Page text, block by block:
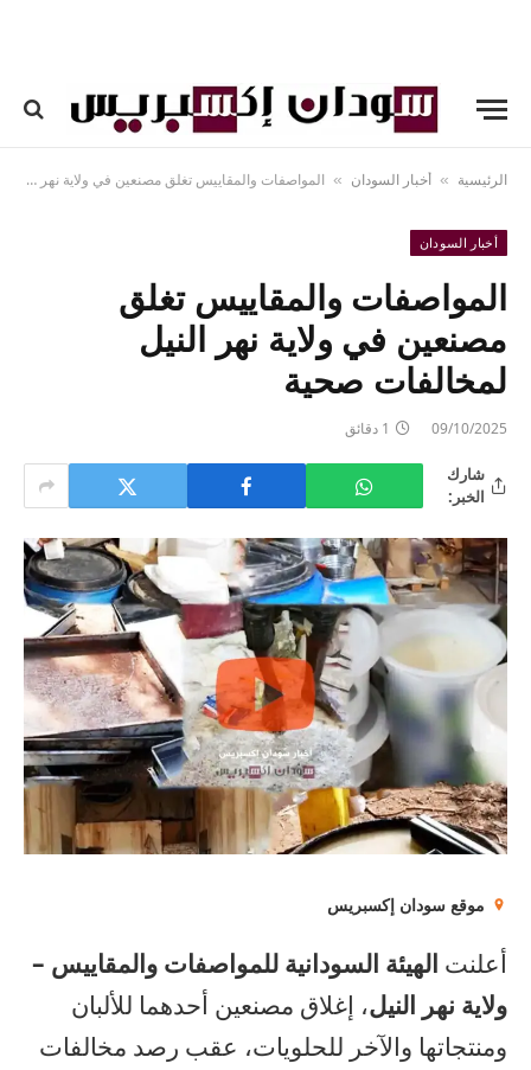
الرئيسية » أخبار السودان » المواصفات والمقاييس تغلق مصنعين في ولاية نهر النيل لمخالفات صحية
أخبار السودان
المواصفات والمقاييس تغلق
مصنعين في ولاية نهر النيل
لمخالفات صحية
09/10/2025 1 دقائق
شارك
الخبر:
موقع سودان إكسبريس
أعلنت الهيئة السودانية للمواصفات والمقاييس –
ولاية نهر النيل، إغلاق مصنعين أحدهما للألبان
ومنتجاتها والآخر للحلويات، عقب رصد مخالفات